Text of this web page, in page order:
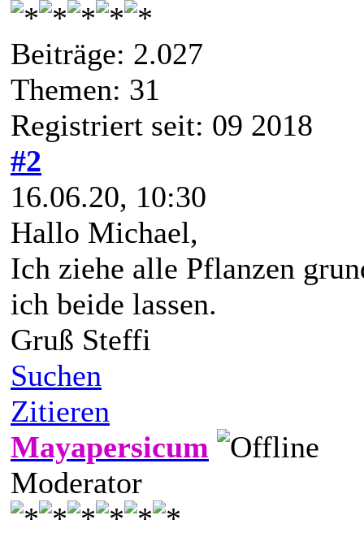
Beiträge: 2.027
Themen: 31
Registriert seit: 09 2018
#2
16.06.20, 10:30
Hallo Michael,
Ich ziehe alle Pflanzen
ich beide lassen.
Gruß Steffi
Suchen
Zitieren
Mayapersicum
Moderator